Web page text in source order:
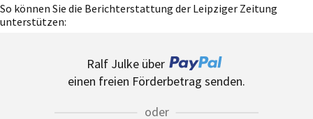
So können Sie die Berichterstattung der Leipziger Zeitung
unterstützen:
Ralf Julke über
einen freien Förderbetrag senden.
oder